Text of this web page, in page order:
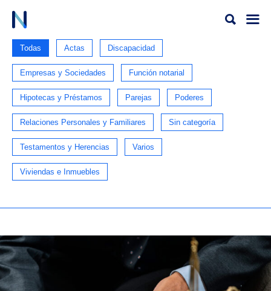
Todas Actas Discapacidad
Empresas y Sociedades Función notarial
Hipotecas y Préstamos Parejas Poderes
Relaciones Personales y Familiares Sin categoría
Testamentos y Herencias Varios
Viviendas e Inmuebles